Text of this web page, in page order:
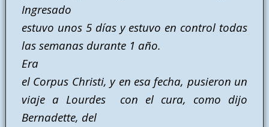
Ingresado
estuvo unos 5 días y estuvo en control todas
las semanas durante 1 año.
Era
el Corpus Christi, y en esa fecha, pusieron un
viaje a Lourdes con el cura, como dijo
Bernadette, del